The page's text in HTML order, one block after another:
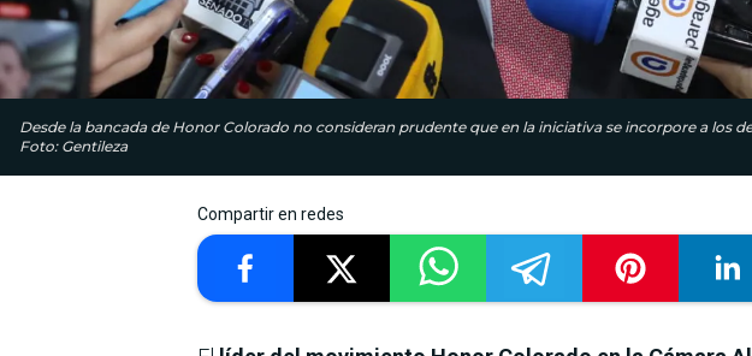
Desde la bancada de Honor Colorado no consideran prudente que en la iniciativa se incorpore a los
Foto: Gentileza
Compartir en redes